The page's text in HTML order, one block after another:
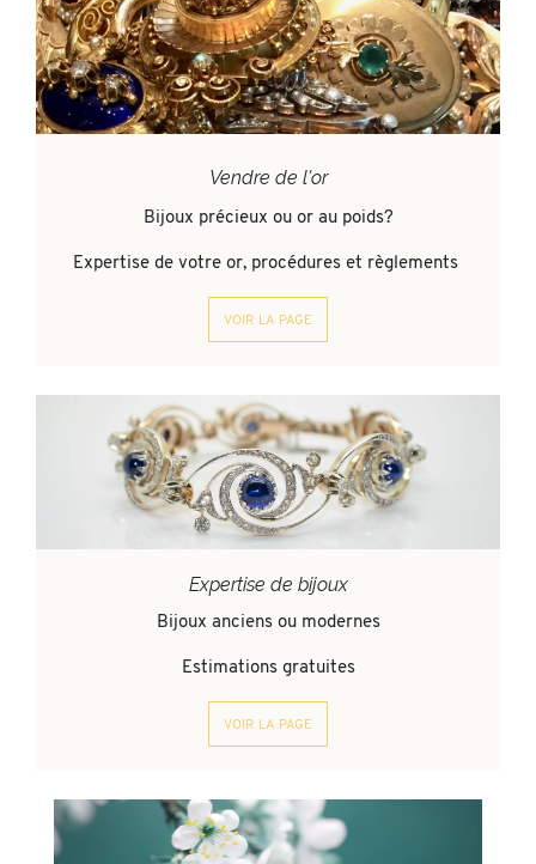
Vendre de l'or
Bijoux précieux ou or au poids?
Expertise de votre or, procédures et règlements
voir la page
Expertise de bijoux
Bijoux anciens ou modernes
Estimations gratuites
voir la page